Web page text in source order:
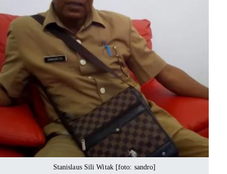
Stanislaus Sili Witak [foto: sandro]